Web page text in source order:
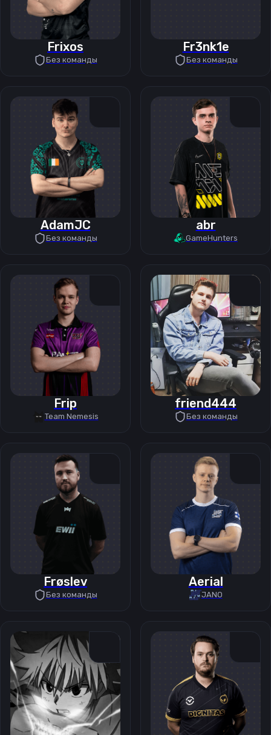
Frixos
Без команды
Fr3nk1e
Без команды
AdamJC
Без команды
abr
GameHunters
Frip
Team Nemesis
friend444
Без команды
Frøslev
Без команды
Aerial
JANO